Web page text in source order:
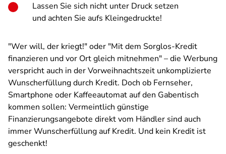
Lassen Sie sich nicht unter Druck setzen
und achten Sie aufs Kleingedruckte!
"Wer will, der kriegt!" oder "Mit dem Sorglos-Kredit
finanzieren und vor Ort gleich mitnehmen" – die Werbung
verspricht auch in der Vorweihnachtszeit unkomplizierte
Wunscherfüllung durch Kredit. Doch ob Fernseher,
Smartphone oder Kaffeeautomat auf den Gabentisch
kommen sollen: Vermeintlich günstige
Finanzierungsangebote direkt vom Händler sind auch
immer Wunscherfüllung auf Kredit. Und kein Kredit ist
geschenkt!